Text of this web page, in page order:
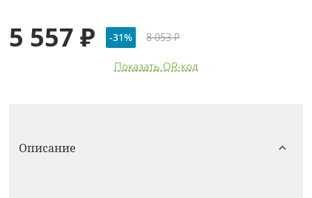
5 557 ₽ -31% 8 053 ₽
Показать QR-код
Описание